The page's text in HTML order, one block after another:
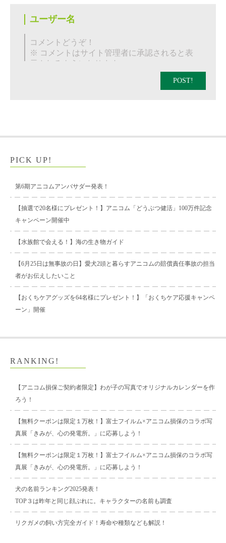
POST!
PICK UP!
第6期アニコムアンバサダー発表！
【抽選で20名様にプレゼント！】アニコム「どうぶつ健活」100万件記念
キャンペーン開催中
【水族館で会える！】海の生き物ガイド
【6月25日は無事故の日】愛犬2頭と暮らすアニコムの賠償責任事故の担当
者がお伝えしたいこと
【おくちケアグッズを64名様にプレゼント！】「おくちケア応援キャンペ
ーン」開催
RANKING!
【アニコム損保ご契約者限定】わが子の写真でオリジナルカレンダーを作
ろう！
【無料クーポンは限定１万枚！】富士フイルム×アニコム損保のコラボ写
真展「きみが、心の発電所。」に応募しよう！
【無料クーポンは限定１万枚！】富士フイルム×アニコム損保のコラボ写
真展「きみが、心の発電所。」に応募しよう！
犬の名前ランキング2025発表！
TOP３は昨年と同じ顔ぶれに。キャラクターの名前も調査
リクガメの飼い方完全ガイド！寿命や種類なども解説！